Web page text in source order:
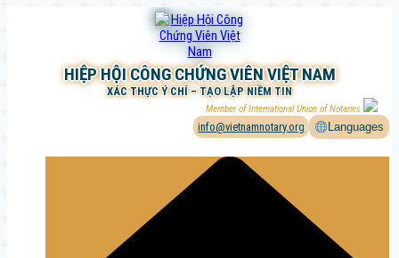
HIỆP HỘI CÔNG CHỨNG VIÊN VIỆT NAM
XÁC THỰC Ý CHÍ – TẠO LẬP NIỀM TIN
Member of International Union of Notaries
info@vietnamnotary.org Languages